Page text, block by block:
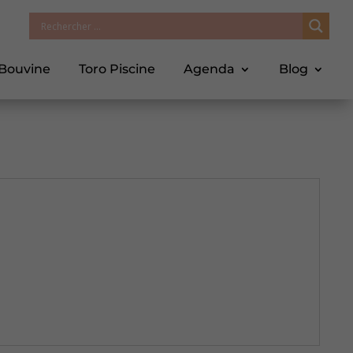
Toro Piscine Agenda Blog